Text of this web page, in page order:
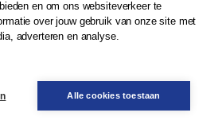
level. The second part
rights. The third part covers
of transitional non-EU
in times of economic
en om ons websiteverkeer te
over jouw gebruik van onze site met
adverteren en analyse.
Alle cookies toestaan